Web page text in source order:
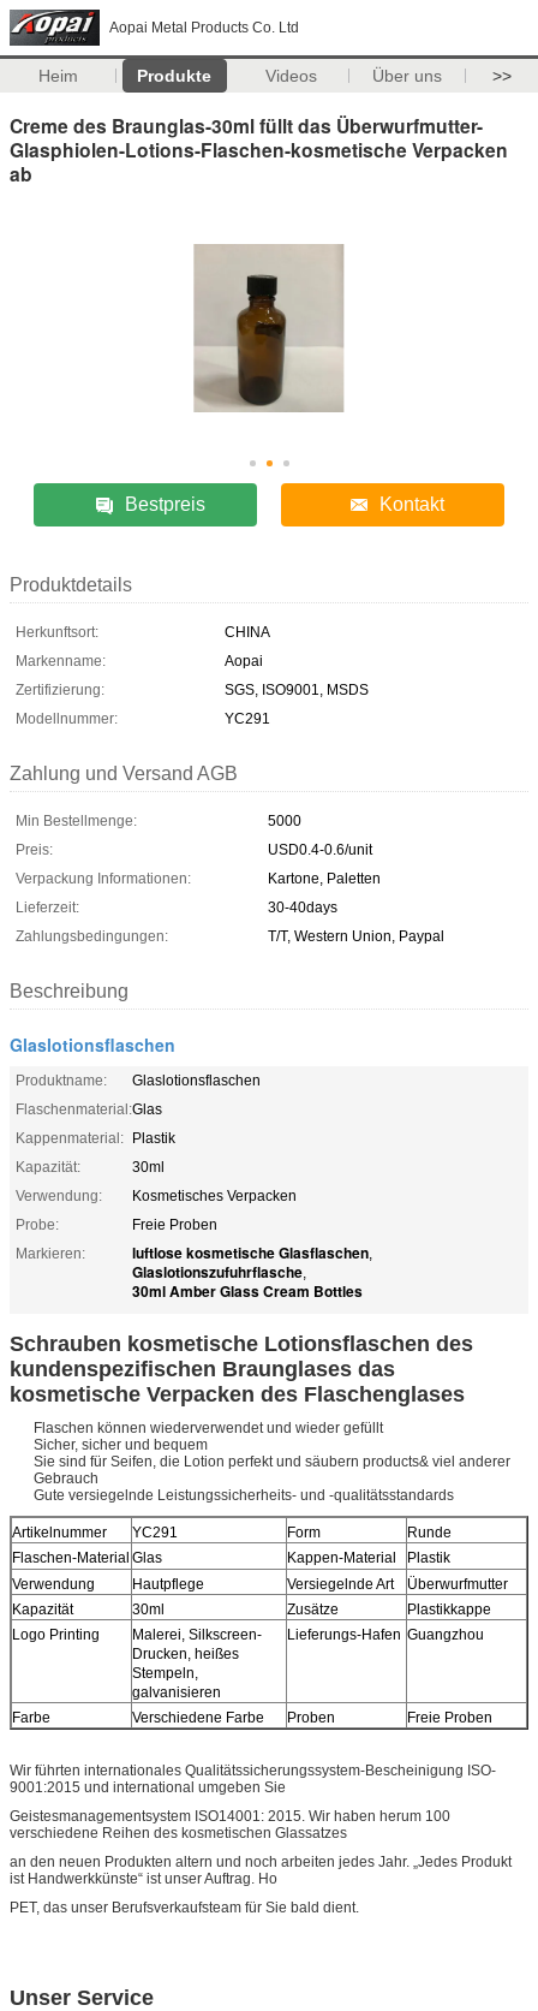
Aopai Metal Products Co. Ltd
Heim Produkte Videos Über uns >>
Creme des Braunglas-30ml füllt das Überwurfmutter-
Glasphiolen-Lotions-Flaschen-kosmetische Verpacken
ab
Bestpreis Kontakt
Produktdetails
Herkunftsort:
CHINA
Markenname:
Aopai
Zertifizierung:
SGS, ISO9001, MSDS
Modellnummer:
YC291
Zahlung und Versand AGB
Min Bestellmenge:
5000
Preis:
USD0.4-0.6/unit
Verpackung Informationen:
Kartone, Paletten
Lieferzeit:
30-40days
Zahlungsbedingungen:
T/T, Western Union, Paypal
Beschreibung
Glaslotionsflaschen
Produktname:
Glaslotionsflaschen
Flaschenmaterial:Glas
Kappenmaterial: Plastik
Kapazität:
30ml
Verwendung:
Kosmetisches Verpacken
Probe:
Freie Proben
Markieren:
luftlose kosmetische Glasflaschen,
Glaslotionszufuhrflasche,
30ml Amber Glass Cream Bottles
Schrauben kosmetische Lotionsflaschen des
kundenspezifischen Braunglases das
kosmetische Verpacken des Flaschenglases
Flaschen können wiederverwendet und wieder gefüllt
Sicher, sicher und bequem
Sie sind für Seifen, die Lotion perfekt und säubern products& viel anderer
Gebrauch
Gute versiegelnde Leistungssicherheits- und -qualitätsstandards
Artikelnummer YC291 Form
Runde
Flaschen-Material Glas Kappen-Material
Plastik
Verwendung
Hautpflege Versiegelnde Art
Überwurfmutter
Kapazität
30ml Zusätze
Plastikkappe
Logo Printing
Malerei, Silkscreen-
Drucken, heißes
Stempeln,
galvanisieren
Lieferungs-Hafen Guangzhou
Farbe Verschiedene Farbe Proben Freie Proben
Wir führten internationales Qualitätssicherungssystem-Bescheinigung ISO-
9001:2015 und international umgeben Sie
Geistesmanagementsystem ISO14001: 2015. Wir haben herum 100
verschiedene Reihen des kosmetischen Glassatzes
an den neuen Produkten altern und noch arbeiten jedes Jahr. „Jedes Produkt
ist Handwerkkünste“ ist unser Auftrag. Ho
PET, das unser Berufsverkaufsteam für Sie bald dient.
Unser Service